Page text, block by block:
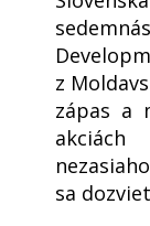
z
zápas a
sa